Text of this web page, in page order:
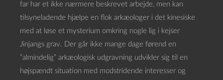
far har et ikke nærmere beskrevet arbejde, men kan
tilsyneladende hjælpe en flok arkæologer i det kinesiske
med at løse et mysterium omkring nogle lig i kejser
Jinjangs grav. Der går ikke mange dage førend en
”almindelig” arkæologisk udgravning udvikler sig til en
højspændt situation med modstridende interesser og